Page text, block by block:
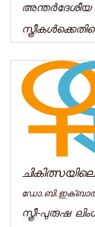
അന്തര്‍ദേശീയ
ഡോ.ബി.ഇക്ബാല്‍ ,
സ്ത്രീ-പുരുഷ